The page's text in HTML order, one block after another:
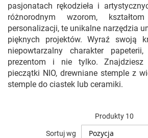
pasjonatach rękodzieła i
różnorodnym wzorom,
personalizacji, te unikalne narzędzia
pięknych projektów. Wyraź swoją
niepowtarzalny charakter
prezentom i nie tylko.
pieczątki NIO, drewniane stemple z
stemple do ciastek lub ceramiki.
Produkty 10
Sortuj wg